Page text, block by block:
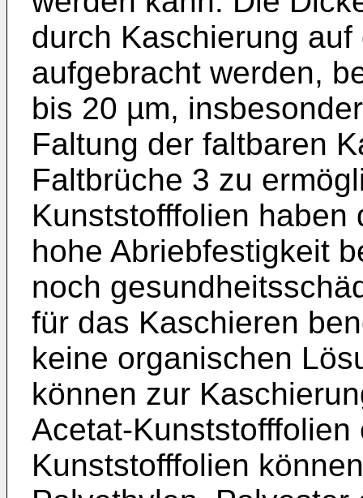
durch Kaschierung
aufgebracht werden,
bis 20 µm,
Faltung der faltbaren
Faltbrüche 3 zu
Kunststofffolien
hohe Abriebfestigkeit
noch
für das Kaschieren
keine organischen
können zur
Acetat-
Kunststofffolien